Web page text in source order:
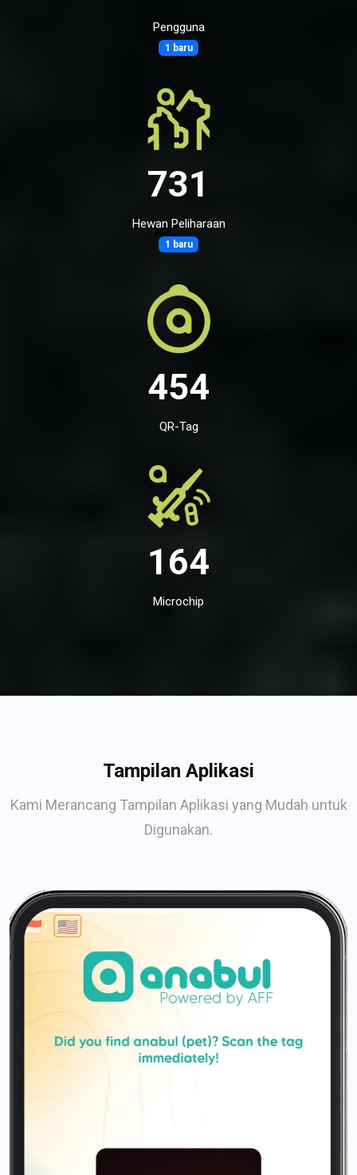
Pengguna
1 baru
731
Hewan Peliharaan
1 baru
454
QR-Tag
164
Microchip
Tampilan Aplikasi
Kami Merancang Tampilan Aplikasi yang Mudah untuk
Digunakan.